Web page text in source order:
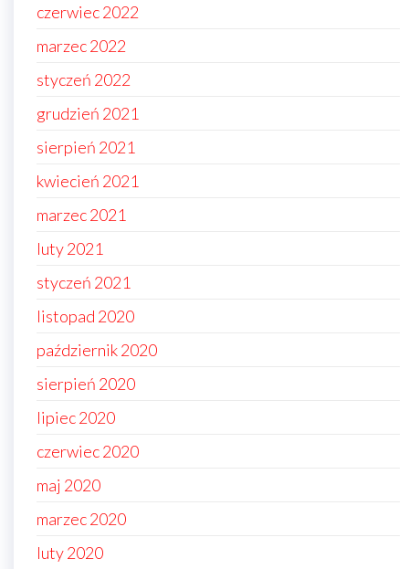
czerwiec 2022
marzec 2022
styczeń 2022
grudzień 2021
sierpień 2021
kwiecień 2021
marzec 2021
luty 2021
styczeń 2021
listopad 2020
październik 2020
sierpień 2020
lipiec 2020
czerwiec 2020
maj 2020
marzec 2020
luty 2020